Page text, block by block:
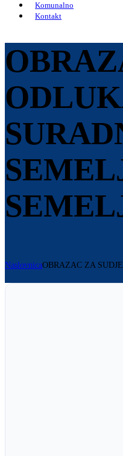
Komunalno
Kontakt
NaslovnicaOBRAZAC ZA